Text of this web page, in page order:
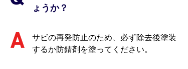
ょうか？
サビの再発防止のため、必ず除去後塗装
するか防錆剤を塗ってください。